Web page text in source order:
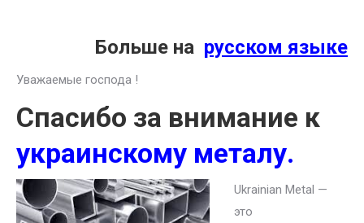
Больше на русском языке
Уважаемые господа !
Спасибо за внимание к
украинскому металу.
Ukrainian Metal —
это